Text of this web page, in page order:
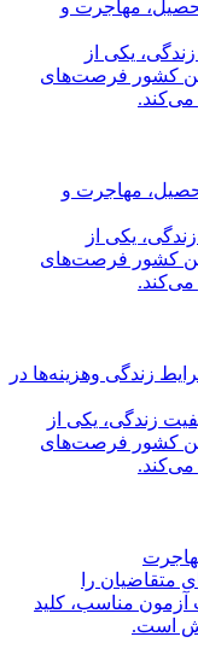
مهاجرت و
یکی از
کشور فرصت‌های
می‌کند.
مهاجرت و
یکی از
کشور فرصت‌های
می‌کند.
زندگی وهزینه‌ها در
زندگی، یکی از
کشور فرصت‌های
می‌کند.
متقاضیان را
آزمون مناسب، کلید
است.